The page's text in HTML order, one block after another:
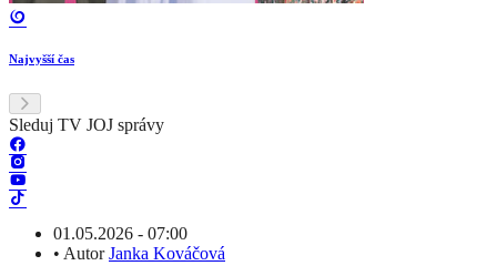
Najvyšší čas
Sleduj TV JOJ správy
01.05.2026 - 07:00
• AutorJanka Kováčová